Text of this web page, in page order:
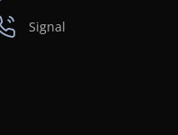
Signal